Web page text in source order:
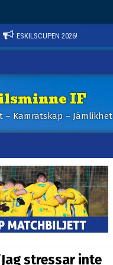
ESKILSCUPEN 2026!
IF
– Kamratskap – Jämlikhet
stressar inte